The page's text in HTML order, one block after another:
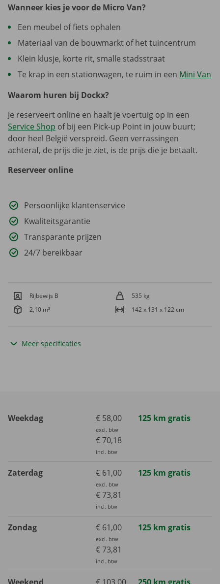
Wanneer kies je voor de Micro Van?
Een meubel of fiets ophalen
Materiaal van de bouwmarkt of het tuincentrum
Klein klusje, korte rit, smalle stadsstraat
Te krap in een stationwagen, te ruim in een Mini Van
Waarom huren bij Dockx?
Je reserveert online en haalt je voertuig op in een
Service Shop of bij een Pick-up Point in jouw buurt;
door heel België verspreid. Geen verrassingen
achteraf, de prijs die je ziet, is de prijs die je betaalt.
Reserveer online
Persoonlijke klantenservice
Kwaliteitsgarantie
Transparante prijzen
24/7 bereikbaar
Rijbewijs B
535 kg
2,10 m³
142 x 131 x 122 cm
Meer specificaties
Weekdag € 58,00
excl. btw
€ 70,18
incl. btw
125 km gratis
Zaterdag € 61,00
excl. btw
€ 73,81
incl. btw
125 km gratis
Zondag € 61,00
excl. btw
€ 73,81
incl. btw
125 km gratis